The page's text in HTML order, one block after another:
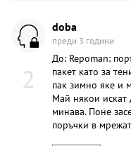
2
doba
преди 3 години
До: Repoman:
пакет като за
пак зимно яке и
Май някои искат
минава. Поне
поръчки в